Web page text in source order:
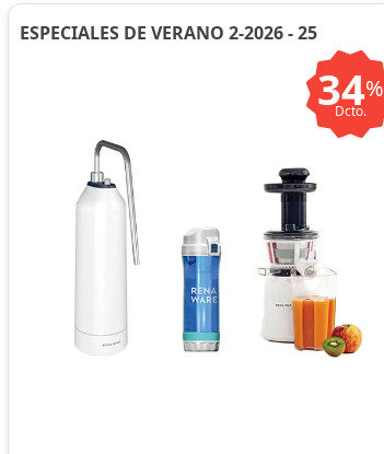
ESPECIALES DE VERANO 2-2026 - 25
34%
Dcto.